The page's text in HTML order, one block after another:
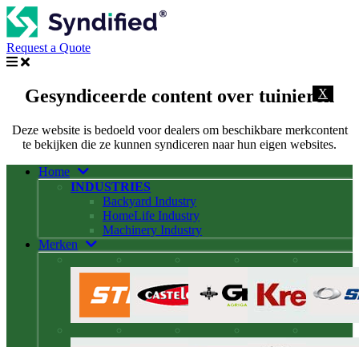
Request a Quote
X
Gesyndiceerde content over tuinieren
Deze website is bedoeld voor dealers om beschikbare merkcontent
te bekijken die ze kunnen syndiceren naar hun eigen websites.
Home
INDUSTRIES
Backyard Industry
HomeLife Industry
Machinery Industry
Merken